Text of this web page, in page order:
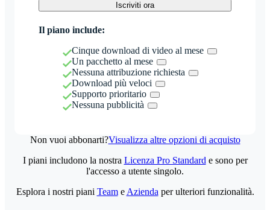
Iscriviti ora
Il piano include:
Cinque download di video al mese
Un pacchetto al mese
Nessuna attribuzione richiesta
Download più veloci
Supporto prioritario
Nessuna pubblicità
Non vuoi abbonarti?Visualizza altre opzioni di acquisto
I piani includono la nostra Licenza Pro Standard e sono per
l'accesso a utente singolo.
Esplora i nostri piani Teame Azienda per ulteriori funzionalità.